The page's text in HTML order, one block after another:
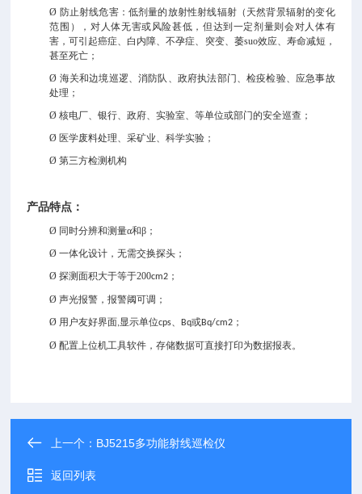
Ø 防止射线危害：低剂量的放射性射线辐射（天然背景辐射的变化
范围），对人体无害或风险甚低，但达到一定剂量则会对人体有
害，可引起癌症、白内障、不孕症、突变、萎suo效应、寿命减短，
甚至死亡；
Ø 海关和边境巡逻、消防队、政府执法部门、检疫检验、应急事故
处理；
Ø核电厂、银行、政府、实验室、等单位或部门的安全巡查；
Ø 医学废料处理、采矿业、科学实验；
Ø第三方检测机构
产品特点：
Ø 同时分辨和测量α和β；
Ø一体化设计，无需交换探头；
Ø探测面积大于等于200cm2 ；
Ø声光报警，报警阈可调；
Ø 用户友好界面,显示单位cps、Bq或Bq/cm2 ；
Ø配置上位机工具软件，存储数据可直接打印为数据报表。
上一个： BJ5215多功能射线巡检仪
返回列表